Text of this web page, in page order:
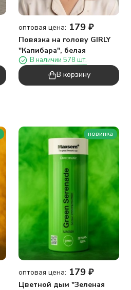
оптовая цена: 179 ₽
Повязка на голову GIRLY
"Капибара", белая
В наличии 578 шт.
В корзину
новинка
оптовая цена: 179 ₽
Цветной дым "Зеленая